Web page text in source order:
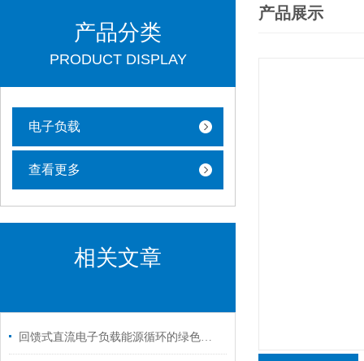
产品分类
PRODUCT DISPLAY
电子负载
查看更多
相关文章
回馈式直流电子负载能源循环的绿色引擎
产品展示